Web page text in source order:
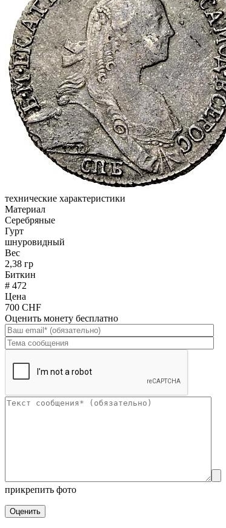
технические характеристики
Материал
Серебряные
Гурт
шнуровидный
Вес
2,38 гр
Биткин
# 472
Цена
700 CHF
Оценить монету бесплатно
прикрепить фото
Оценить